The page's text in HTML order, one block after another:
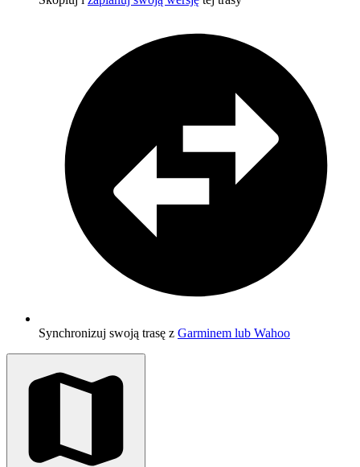
Synchronizuj swoją trasę z Garminem lub Wahoo